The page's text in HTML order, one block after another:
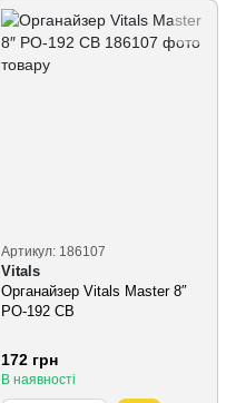
Артикул: 186107
Vitals
Органайзер Vitals Master 8″
PO-192 CB
172 грн
В наявності